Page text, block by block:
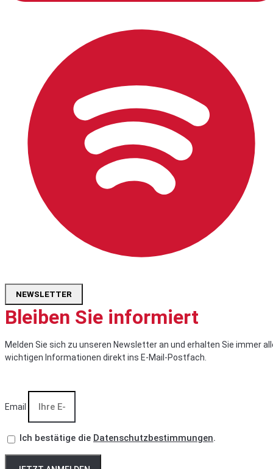
NEWSLETTER
Bleiben Sie informiert
Melden Sie sich zu unseren Newsletter an und erhalten Sie immer
wichtigen Informationen direkt ins E-Mail-Postfach.
Email
Ich bestätige die Datenschutzbestimmungen.